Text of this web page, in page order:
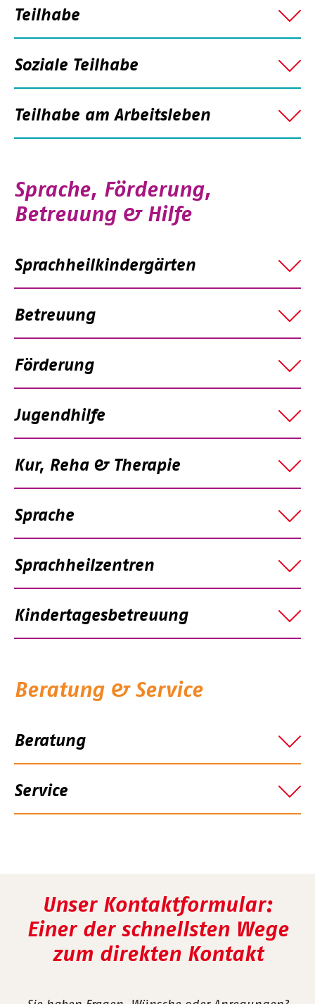
Teilhabe
Soziale Teilhabe
Teilhabe am Arbeitsleben
Sprache, Förderung,
Betreuung & Hilfe
Sprachheilkindergärten
Betreuung
Förderung
Jugendhilfe
Kur, Reha & Therapie
Sprache
Sprachheilzentren
Kindertagesbetreuung
Beratung & Service
Beratung
Service
Unser Kontaktformular:
Einer der schnellsten Wege
zum direkten Kontakt